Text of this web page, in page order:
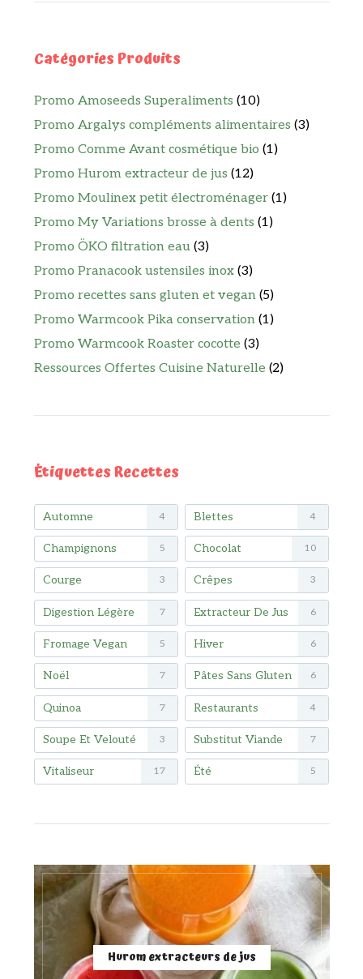
Catégories Produits
Promo Amoseeds Superaliments (10)
Promo Argalys compléments alimentaires (3)
Promo Comme Avant cosmétique bio (1)
Promo Hurom extracteur de jus (12)
Promo Moulinex petit électroménager (1)
Promo My Variations brosse à dents (1)
Promo ÖKO filtration eau (3)
Promo Pranacook ustensiles inox (3)
Promo recettes sans gluten et vegan (5)
Promo Warmcook Pika conservation (1)
Promo Warmcook Roaster cocotte (3)
Ressources Offertes Cuisine Naturelle (2)
Étiquettes Recettes
Automne 4 Blettes 4
Champignons 5 Chocolat 10
Courge 3 Crêpes 3
Digestion Légère 7 Extracteur De Jus 6
Fromage Vegan 5 Hiver 6
Noël 7 Pâtes Sans Gluten 6
Quinoa 7 Restaurants 4
Soupe Et Velouté 3 Substitut Viande 7
Vitaliseur 17 Été 5
Hurom extracteurs de jus